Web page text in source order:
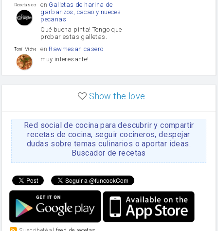
Recetas con sazon
en Galletas de harina de
garbanzos, cacao y nueces
pecanas
Qué buena pinta! Tengo que
probar estas galletas.
Toni Michel Caubet
en Rawmesan casero
muy interesante!
enLasaña casera fácil y
HOJALDROSA TV
enGachas de la abuela
Rosa
https://youtu.be/Mz69gcVO3sI
Rosa enReceta Del Bizcocho
Disculpa. En la foto aparece
el bizcocho de xoco y en el
apartado de los ingredientes
te has olvidado de poner la
cantidad q se debería de
poner. Gracias. Rosa
Show the love
Red social de cocina para descubrir y compartir
recetas de cocina, seguir cocineros, despejar
dudas sobre temas culinarios o aportar ideas.
Buscador de recetas